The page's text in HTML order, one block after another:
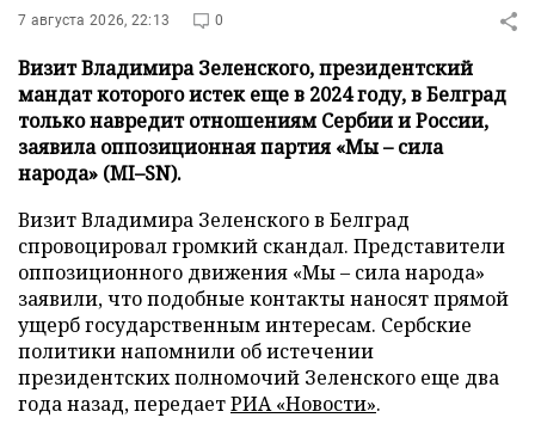
7 августа 2026, 22:13 0
Визит Владимира Зеленского, президентский
мандат которого истек еще в 2024 году, в Белград
только навредит отношениям Сербии и России,
заявила оппозиционная партия «Мы – сила
народа» (MI–SN).
Визит Владимира Зеленского в Белград
спровоцировал громкий скандал. Представители
оппозиционного движения «Мы – сила народа»
заявили, что подобные контакты наносят прямой
ущерб государственным интересам. Сербские
политики напомнили об истечении
президентских полномочий Зеленского еще два
года назад, передаетРИА «Новости».